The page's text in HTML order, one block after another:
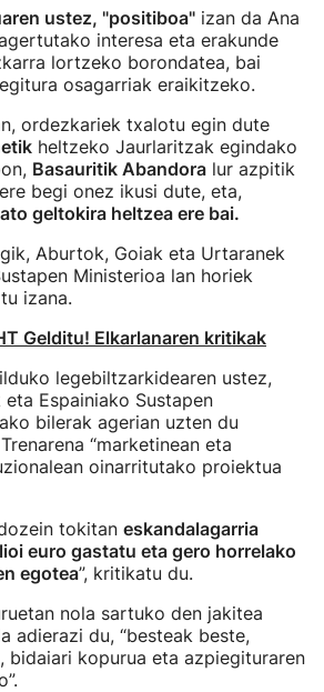
ustez, "positiboa" izan da Ana
interesa eta erakunde
lortzeko borondatea, bai
osagarriak eraikitzeko.
ordezkariek txalotu egin dute
heltzeko Jaurlaritzak egindako
Basauritik Abandora lur azpitik
begi onez ikusi dute, eta,
geltokira heltzea ere bai.
Aburtok, Goiak eta Urtaranek
Ministerioa lan horiek
izana.
Gelditu! Elkarlanaren kritikak
legebiltzarkidearen ustez,
Espainiako Sustapen
bilerak agerian uzten du
“marketinean eta
oinarritutako proiektua
tokitan eskandalagarria
euro gastatu eta gero horrelako
egotea”, kritikatu du.
nola sartuko den jakitea
adierazi du, “besteak beste,
bidaiari kopurua eta azpiegituraren